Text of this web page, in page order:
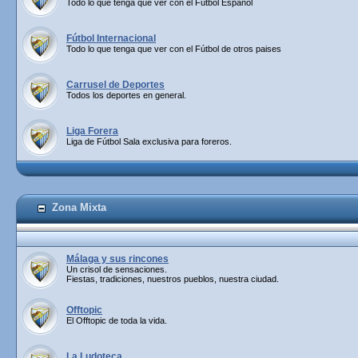
Todo lo que tenga que ver con el Fútbol Español
Fútbol Internacional
Todo lo que tenga que ver con el Fútbol de otros paises
Carrusel de Deportes
Todos los deportes en general.
Liga Forera
Liga de Fútbol Sala exclusiva para foreros.
Zona Mixta
Málaga y sus rincones
Un crisol de sensaciones.
Fiestas, tradiciones, nuestros pueblos, nuestra ciudad.
Offtopic
El Offtopic de toda la vida.